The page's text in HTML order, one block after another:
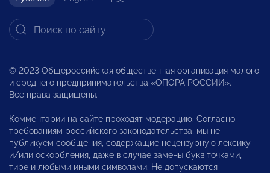
© 2023 Общероссийская общественная организация малого
и среднего предпринимательства «ОПОРА РОССИИ».
Все права защищены.
Комментарии на сайте проходят модерацию. Согласно
требованиям российского законодательства, мы не
публикуем сообщения, содержащие нецензурную лексику
и/или оскорбления, даже в случае замены букв точками,
тире и любыми иными символами. Не допускаются